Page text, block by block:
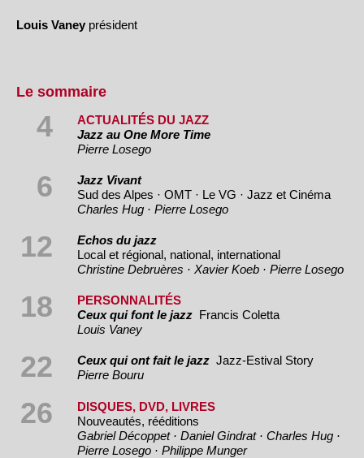
Louis Vaney président
Le sommaire
4
ACTUALITÉS DU JAZZ
Jazz au One More Time
Pierre Losego
6
Jazz Vivant
Sud des Alpes · OMT · Le VG · Jazz et Cinéma
Charles Hug · Pierre Losego
12
Echos du jazz
Local et régional, national, international
Christine Debruères · Xavier Koeb · Pierre Losego
18
PERSONNALITÉS
Ceux qui font le jazz Francis Coletta
Louis Vaney
22 Ceux qui ont fait le jazz Jazz-Estival Story
Pierre Bouru
26
DISQUES, DVD, LIVRES
Nouveautés, rééditions
Gabriel Décoppet · Daniel Gindrat · Charles Hug ·
Pierre Losego · Philippe Munger